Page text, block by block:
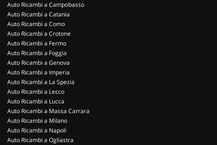
Auto Ricambi a Campobasso
Auto Ricambi a Catania
Auto Ricambi a Como
Auto Ricambi a Crotone
Auto Ricambi a Fermo
Auto Ricambi a Foggia
Auto Ricambi a Genova
Auto Ricambi a Imperia
Auto Ricambi a La Spezia
Auto Ricambi a Lecco
Auto Ricambi a Lucca
Auto Ricambi a Massa Carrara
Auto Ricambi a Milano
Auto Ricambi a Napoli
Auto Ricambi a Ogliastra